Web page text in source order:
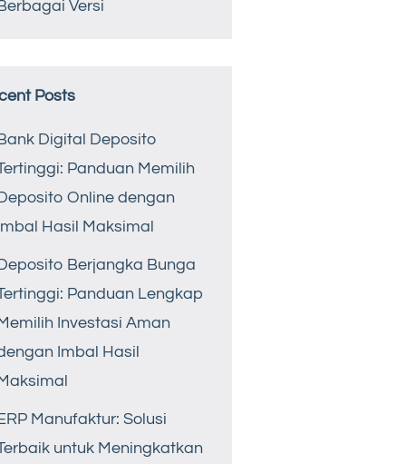
Versi
Posts
Digital Deposito
Panduan Memilih
Online dengan
Hasil Maksimal
Berjangka Bunga
Panduan Lengkap
Investasi Aman
Imbal Hasil
Manufaktur: Solusi
untuk Meningkatkan